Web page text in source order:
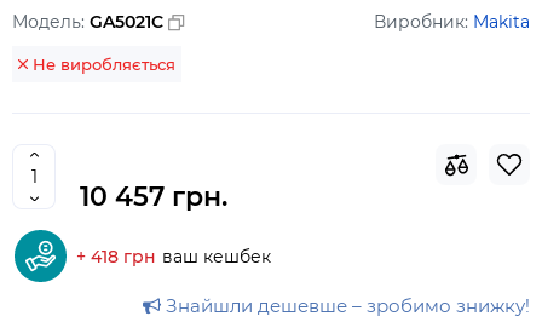
Модель: GA5021C Виробник: Makita
Не виробляється
10 457 грн.
+ 418 грн ваш кешбек
Знайшли дешевше – зробимо знижку!